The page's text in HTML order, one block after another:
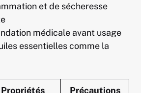
et de sécheresse
médicale avant usage
essentielles comme la
Propriétés Précautions